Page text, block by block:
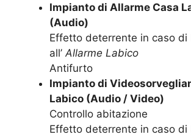
Impianto di Allarme Casa
(Audio)
Effetto deterrente in caso di
all’ Allarme Labico
Antifurto
Impianto di
Labico (Audio / Video)
Controllo abitazione
Effetto deterrente in caso di